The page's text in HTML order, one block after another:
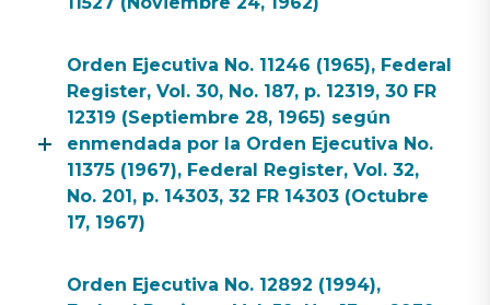
Orden Ejecutiva No. 11246 (1965), Federal
Register, Vol. 30, No. 187, p. 12319, 30 FR
12319 (Septiembre 28, 1965) según
enmendada por la Orden Ejecutiva No.
11375 (1967), Federal Register, Vol. 32,
No. 201, p. 14303, 32 FR 14303 (Octubre
17, 1967)
Orden Ejecutiva No. 12892 (1994),